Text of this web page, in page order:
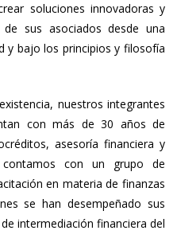
soluciones innovadoras y
sus asociados desde una
y bajo los principios y filosofía
nuestros integrantes
con más de 30 años de
asesoría financiera y
contamos con un grupo de
en materia de finanzas
se han desempeñado sus
intermediación financiera del